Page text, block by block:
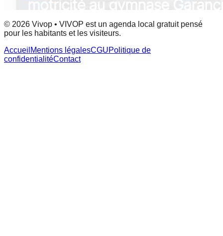
© 2026 Vivop • VIVOP est un agenda local gratuit pensé
pour les habitants et les visiteurs.
Accueil Mentions légalesCGUPolitique de
confidentialitéContact